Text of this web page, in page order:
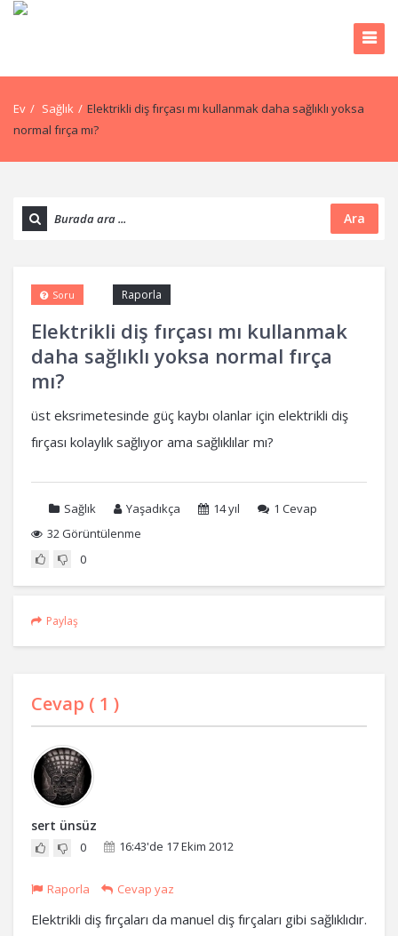
Ev / Sağlık / Elektrikli diş fırçası mı kullanmak daha sağlıklı yoksa
normal fırça mı?
Ara
Elektrikli diş fırçası mı kullanmak
daha sağlıklı yoksa normal fırça
mı?
Raporla
Soru
üst eksrimetesinde güç kaybı olanlar için elektrikli diş
fırçası kolaylık sağlıyor ama sağlıklılar mı?
Sağlık Yaşadıkça 14 yıl 1 Cevap
32 Görüntülenme
0
Paylaş
Cevap ( 1 )
sert ünsüz
0 16:43'de 17 Ekim 2012
Raporla Cevap yaz
Elektrikli diş fırçaları da manuel diş fırçaları gibi sağlıklıdır.